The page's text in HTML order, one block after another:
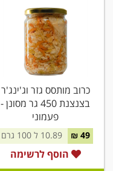
כרוב מותסס גזר וג'ינג'ר
בצנצנת 450 גר מסונן -
פעמוני
49 ₪ 10.89 ל 100 גרם
הוסף לרשימה